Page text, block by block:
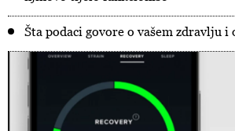
Šta podaci govore o vašem zdravlju i